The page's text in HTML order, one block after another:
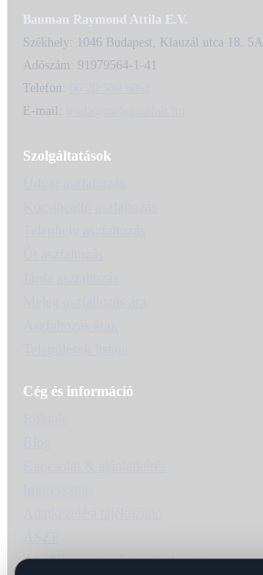
Bauman Raymond Attila E.V.
Székhely: 1046 Budapest, Klauzál utca 18. 5A
Adószám: 91979564-1-41
Telefon:
E-mail:
Szolgáltatások
Cég és információ
Akadálymentességi nyilatkozat